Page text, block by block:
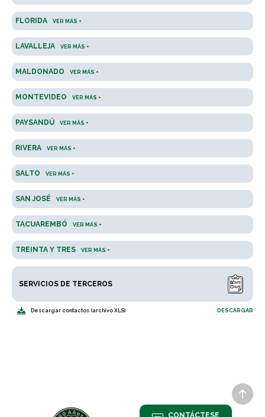
SERVICIOS DE TERCEROS
Descargar contactos (archivo XLS) DESCARGAR
FLORIDA VER MÁS +
LAVALLEJA VER MÁS +
MALDONADO VER MÁS +
MONTEVIDEO VER MÁS +
PAYSANDÚ VER MÁS +
RIVERA VER MÁS +
SALTO VER MÁS +
SAN JOSÉ VER MÁS +
TACUAREMBÓ VER MÁS +
TREINTA Y TRES VER MÁS +
CONTÁCTESE